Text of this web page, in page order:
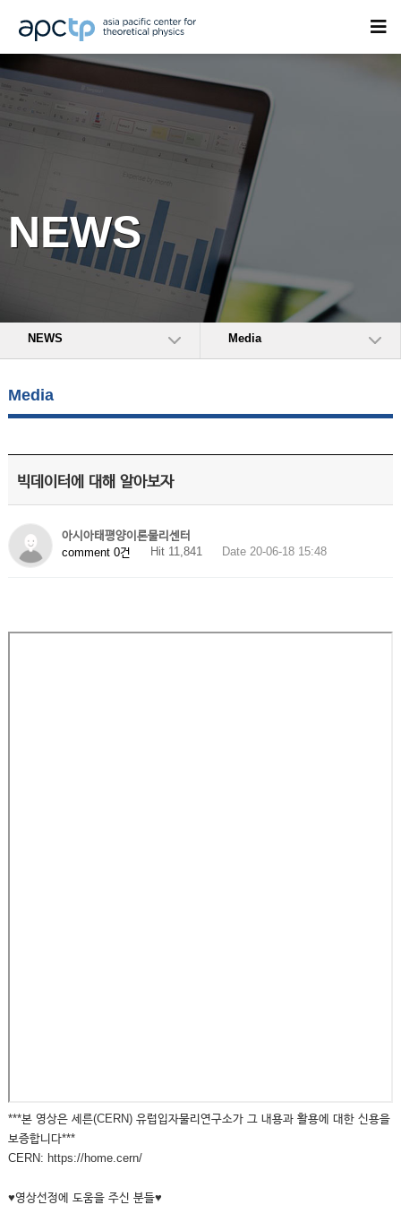
NEWS
NEWS Media
Media
빅데이터에 대해 알아보자
아시아태평양이론물리센터
comment 0건
Hit 11,841 Date 20-06-18 15:48
***본 영상은 세른(CERN) 유럽입자물리연구소가 그 내용과 활용에 대한 신용을
보증합니다***
CERN: https://home.cern/
♥영상선정에 도움을 주신 분들♥